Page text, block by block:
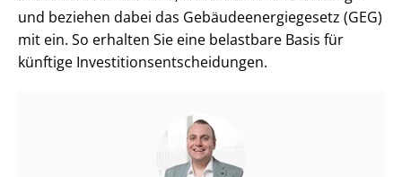
und beziehen dabei das Ge­bäu­de­en­er­gie­ge­setz (GEG)
mit ein. So erhalten Sie eine belastbare Basis für
künftige In­ves­ti­ti­ons­ent­schei­dun­gen.